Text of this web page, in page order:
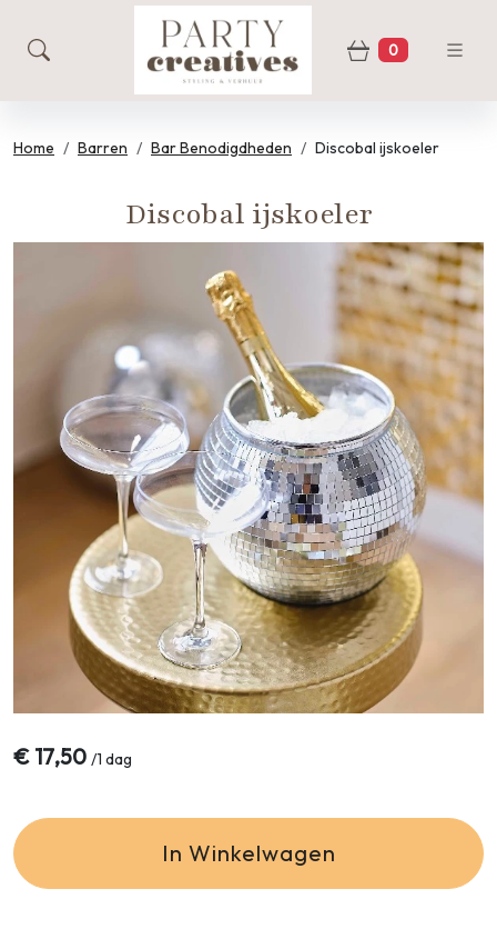
zoeken
0
Home Barren Bar Benodigdheden Discobal ijskoeler
Discobal ijskoeler
€ 17,50 /1 dag
In Winkelwagen